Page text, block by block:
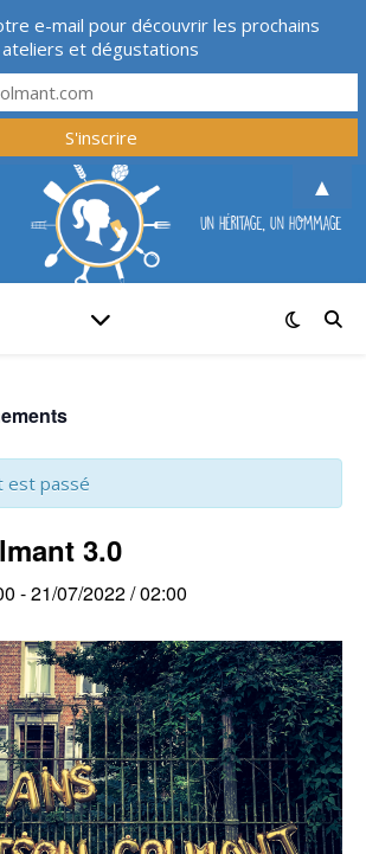
est passé
3.0
-21/07/2022 / 02:00
e-mail pour découvrir les prochains
ateliers et dégustations
▲